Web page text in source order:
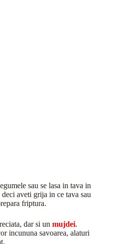
sau se lasa in tava in
aveti grija in ce tava sau
friptura.
dar si un mujdei.
incununa savoarea, alaturi